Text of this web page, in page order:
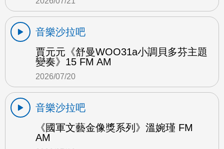
音樂沙拉吧
賈元元《舒曼WOO31a小調貝多芬主題
變奏》15 FM AM
2026/07/20
音樂沙拉吧
《國軍文藝金像獎系列》溫婉瑾 FM
AM